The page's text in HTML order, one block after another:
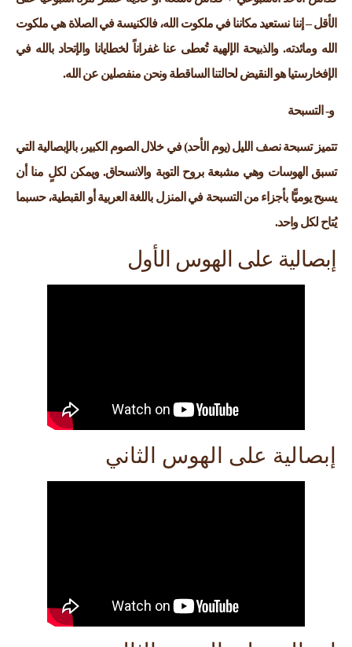
الأقل – إننا نستعيد مكاننا في ملكوت الله، فالكنيسة في الصلاة هي ملكوت
الله ومائدته. والذبيحة الإلهية تُعطى عنا غفراناً لخطايانا والإتحاد بالله في
الإفخارستيا هو النقيض لحالتنا الساقطة ونحن منفصلين عن الله.
‌و- التسبحة
تتميز تسبحة نصف الليل (يوم الأحد) في خلال الصوم الكبير، بالإبصالية التي
تسبق الهوسات وهي مشبعة بروح التوبة والانسحاق. ويمكن لكلٍ منا أن
يسبح يوميًّا بأجزاء من التسبحة في المنزل باللغة العربية أو القبطية، حسبما
يُتاح لكل واحد.
إبصالية على الهوس الأول
إبصالية على الهوس الثاني